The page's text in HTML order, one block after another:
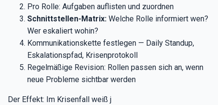
Pro Rolle: Aufgaben auflisten und zuordnen
Schnittstellen-Matrix: Welche Rolle informiert wen?
Wer eskaliert wohin?
Kommunikationskette festlegen — Daily Standup,
Eskalationspfad, Krisenprotokoll
Regelmäßige Revision: Rollen passen sich an, wenn
neue Probleme sichtbar werden
Der Effekt: Im Krisenfall weiß j